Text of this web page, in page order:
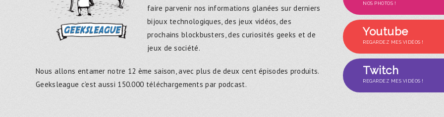
faire parvenir nos informations glanées sur derniers
bijoux technologiques, des jeux vidéos, des
prochains blockbusters, des curiosités geeks et de
jeux de société.
Nous allons entamer notre 12 ème saison, avec plus de deux cent épisodes produits.
Geeksleague c’est aussi 150.000 téléchargements par podcast.
NOS PHOTOS !
Youtube
REGARDEZ MES VIDÉOS !
Twitch
REGARDEZ MES VIDÉOS !